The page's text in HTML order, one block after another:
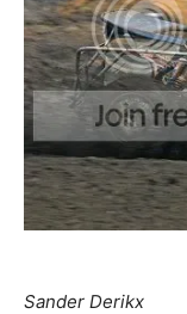
Sander Derikx